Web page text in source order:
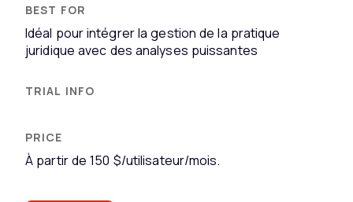
Idéal pour intégrer la gestion de la pratique
juridique avec des analyses puissantes
À partir de 150 $/utilisateur/mois.